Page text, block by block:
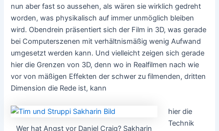
nun aber fast so aussehen, als wären sie wirklich gedreht
worden, was physikalisch auf immer unmöglich bleiben
wird. Obendrein präsentiert sich der Film in 3D, was gerade
bei Computerszenen mit verhältnismäßig wenig Aufwand
umgesetzt werden kann. Und vielleicht zeigen sich gerade
hier die Grenzen von 3D, denn wo in Realfilmen nach wie
vor von mäßigen Effekten der schwer zu filmenden, dritten
Dimension die Rede ist, kann
Wer hat Angst vor Daniel Craig? Sakharin
hier die
Technik